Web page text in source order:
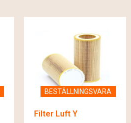
BESTÄLLNINGSVARA
Filter Luft Y